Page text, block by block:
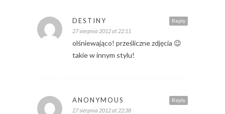
Reply
DESTINY
27 sierpnia 2012 at 22:11
olśniewająco! prześliczne zdjęcia 😉
takie w innym stylu!
Reply
ANONYMOUS
27 sierpnia 2012 at 22:38